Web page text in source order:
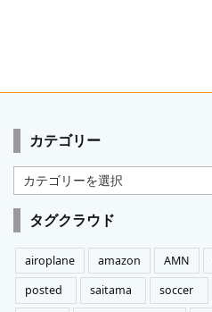
カテゴリー
カ
テ
ゴ
リ
ー
タグクラウド
airoplane amazon AMN
posted
saitama soccer